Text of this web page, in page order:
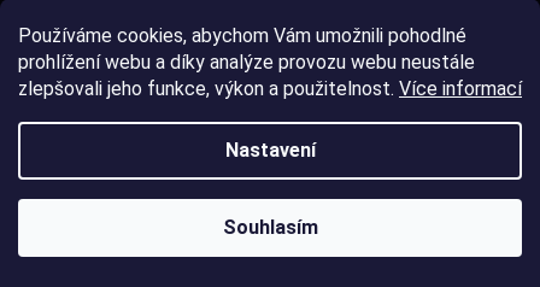
Používáme cookies, abychom Vám umožnili pohodlné
prohlížení webu a díky analýze provozu webu neustále
zlepšovali jeho funkce, výkon a použitelnost. Více informací
Nastavení
Souhlasím
789 85
Mohelnice
INSTAGRAM